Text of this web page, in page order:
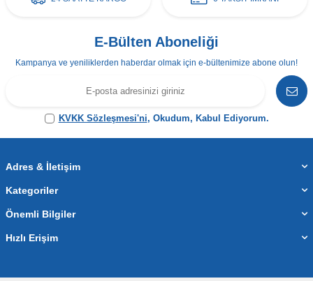
E-Bülten Aboneliği
Kampanya ve yeniliklerden haberdar olmak için e-bültenimize abone olun!
KVKK Sözleşmesi'ni, Okudum, Kabul Ediyorum.
Adres & İletişim
Kategoriler
Önemli Bilgiler
Hızlı Erişim